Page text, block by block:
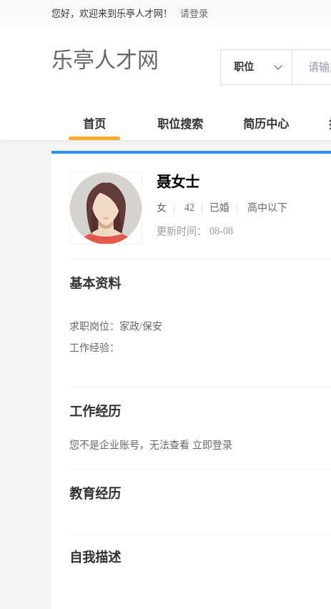
您好，欢迎来到乐亭人才网！ 请登录
乐亭人才网 职位
首页 职位搜索 简历中心
聂女士
女 42 已婚 高中以下
更新时间： 08-08
基本资料
求职岗位： 家政/保安
工作经验：
工作经历
您不是企业账号，无法查看 立即登录
教育经历
自我描述